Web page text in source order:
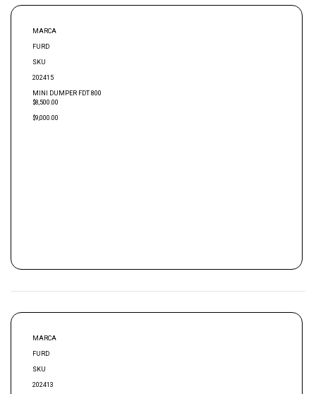
MARCA
FURD
SKU
202415
MINI DUMPER FDT 800
$8,500.00
$9,000.00
MARCA
FURD
SKU
202413